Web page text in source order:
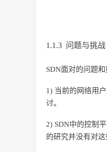
1.1.3 问题与挑战
SDN面对的问题
1) 当前的网络用
讨。
2) SDN中的控制
的研究并没有对这